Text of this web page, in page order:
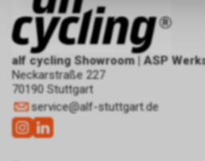
alf cycling Showroom | ASP
Neckarstraße 227
70190 Stuttgart
service@alf-stuttgart.de
keinerlei
persönlichen
zulassen.